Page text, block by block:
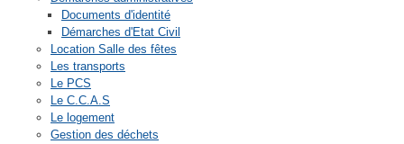
Documents d'identité
Démarches d'Etat Civil
Location Salle des fêtes
Les transports
Le PCS
Le C.C.A.S
Le logement
Gestion des déchets